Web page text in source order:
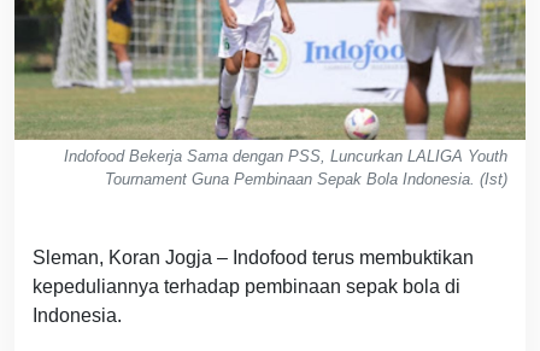
Indofood Bekerja Sama dengan PSS, Luncurkan LALIGA Youth
Tournament Guna Pembinaan Sepak Bola Indonesia. (Ist)
Sleman, Koran Jogja – Indofood terus membuktikan
kepeduliannya terhadap pembinaan sepak bola di
Indonesia.